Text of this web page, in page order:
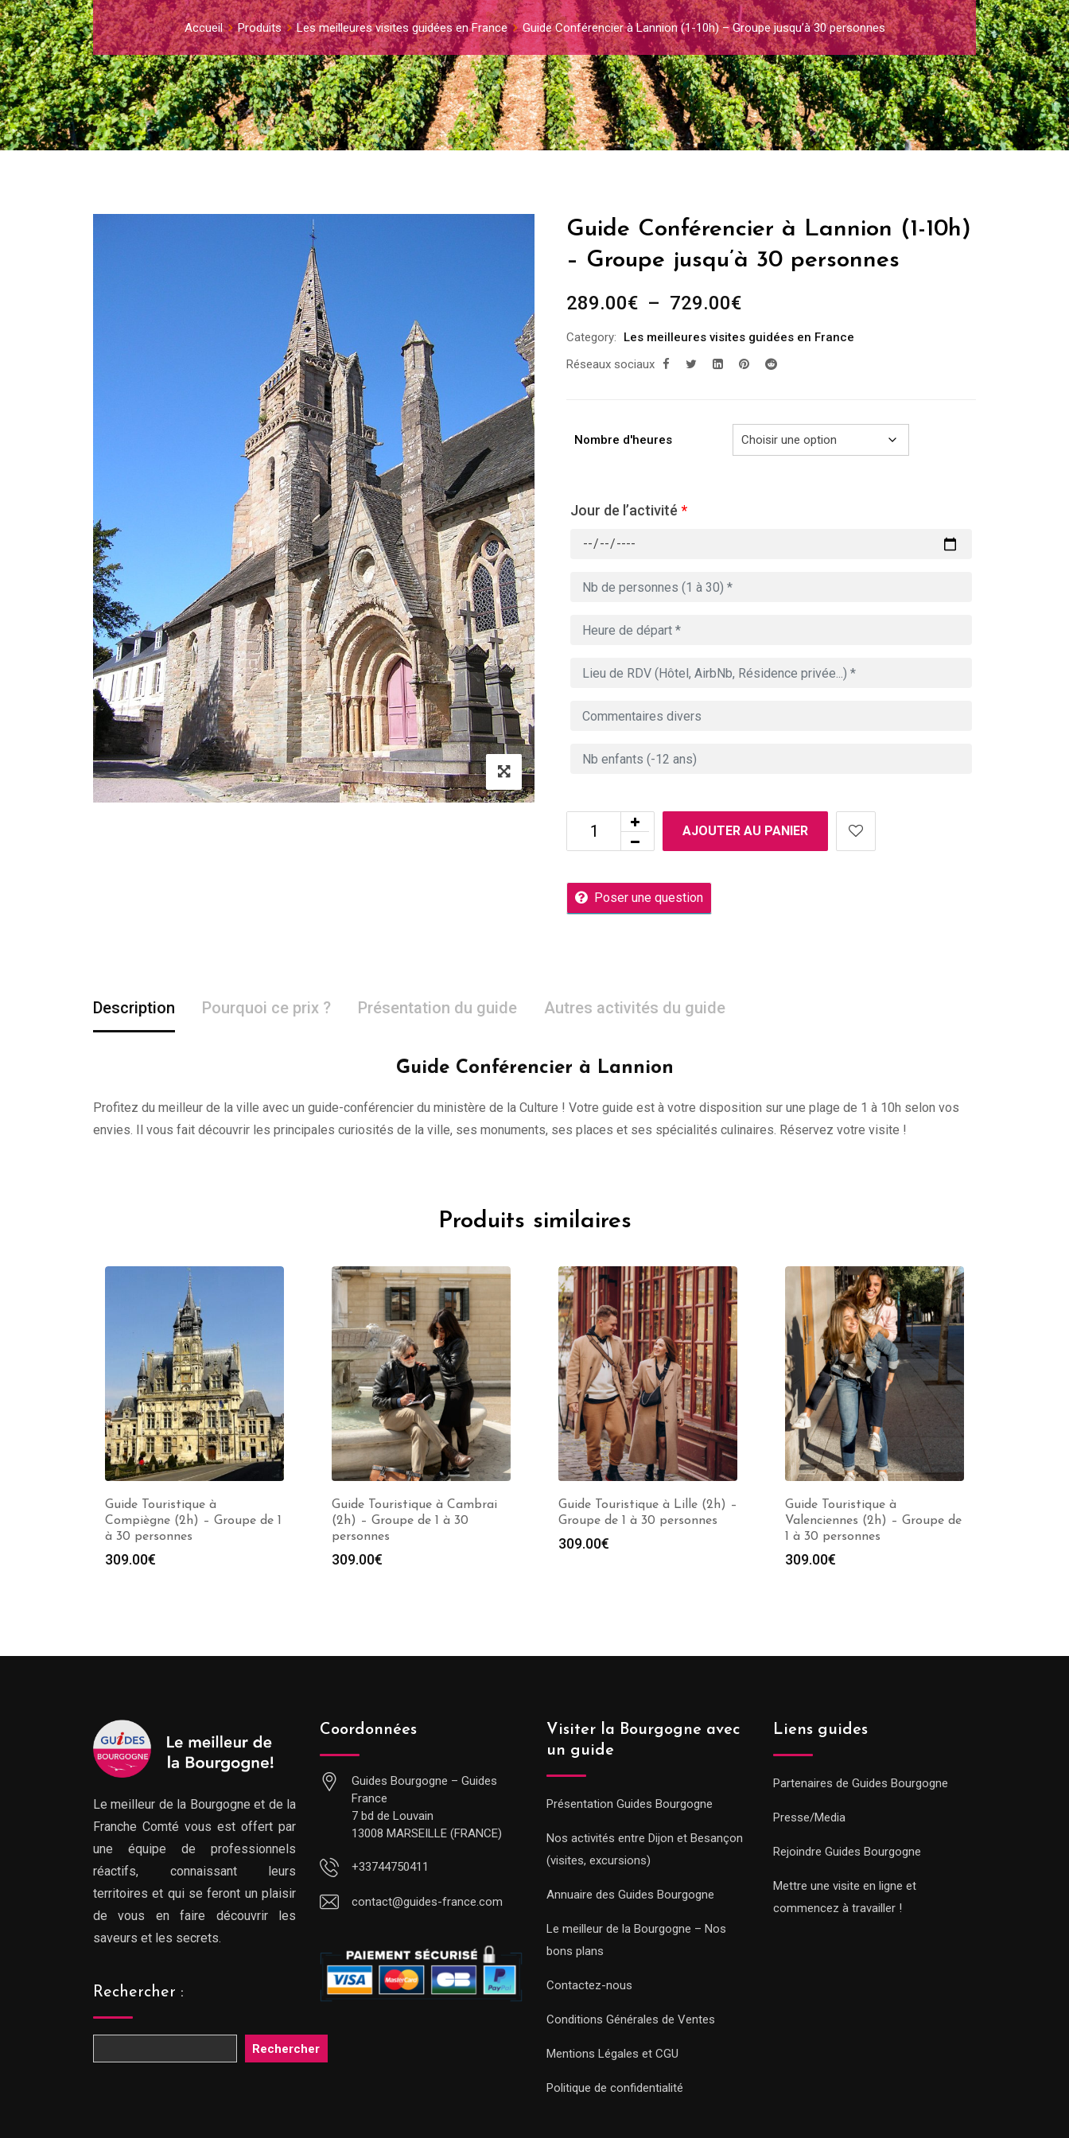
Accueil Produits Les meilleures visites guidées en France Guide Conférencier à Lannion (1-10h) – Groupe jusqu’à 30 personnes
Guide Conférencier à Lannion (1-10h)
– Groupe jusqu’à 30 personnes
289.00€ – 729.00€Plage
prix :
289.00€
Category:
Les meilleures visites guidées en France
Réseaux sociaux
Nombre d'heures
Jour de l’activité *
AJOUTER AU PANIER
Poser une question
Description Pourquoi ce prix ? Présentation du guide Autres activités du guide
Guide Conférencier à Lannion
Profitez du meilleur de la ville avec un guide-conférencier du ministère de la Culture ! Votre guide est à votre disposition sur une plage de 1 à 10h selon vos
envies. Il vous fait découvrir les principales curiosités de la ville, ses monuments, ses places et ses spécialités culinaires. Réservez votre visite !
Produits similaires
Guide Touristique à
Compiègne (2h) – Groupe de 1
à 30 personnes
309.00€
Guide Touristique à Cambrai
(2h) – Groupe de 1 à 30
personnes
309.00€
Guide Touristique à Lille (2h) –
Groupe de 1 à 30 personnes
309.00€
Guide Touristique à
Valenciennes (2h) – Groupe de
1 à 30 personnes
309.00€
Le meilleur de la Bourgogne et de la
Franche Comté vous est offert par
une équipe de professionnels
réactifs, connaissant leurs
territoires et qui se feront un plaisir
de vous en faire découvrir les
saveurs et les secrets.
Rechercher :
Rechercher
Coordonnées
Guides Bourgogne – Guides
France
7 bd de Louvain
13008 MARSEILLE (FRANCE)
+33744750411
contact@guides-france.com
Visiter la Bourgogne avec
un guide
Présentation Guides Bourgogne
Nos activités entre Dijon et Besançon
(visites, excursions)
Annuaire des Guides Bourgogne
Le meilleur de la Bourgogne – Nos
bons plans
Contactez-nous
Conditions Générales de Ventes
Mentions Légales et CGU
Politique de confidentialité
Liens guides
Partenaires de Guides Bourgogne
Presse/Media
Rejoindre Guides Bourgogne
Mettre une visite en ligne et
commencez à travailler !